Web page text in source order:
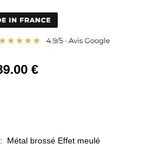
.00 €
: Métal brossé Effet meulé